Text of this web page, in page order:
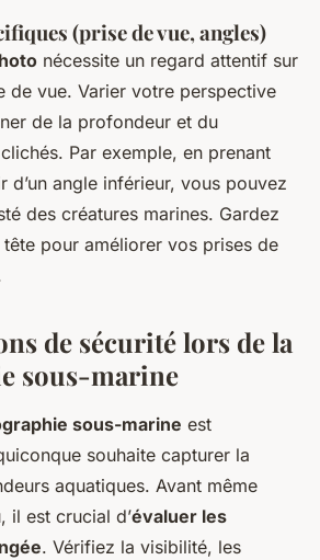
(prise de vue, angles)
nécessite un regard attentif sur
de vue. Varier votre perspective
de la profondeur et du
Par exemple, en prenant
d’un angle inférieur, vous pouvez
des créatures marines. Gardez
pour améliorer vos prises de
de sécurité lors de la
sous-marine
sous-marine est
souhaite capturer la
aquatiques. Avant même
il est crucial d’évaluer les
. Vérifiez la visibilité, les